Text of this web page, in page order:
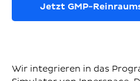
Jetzt GMP-
Wir integrieren in das